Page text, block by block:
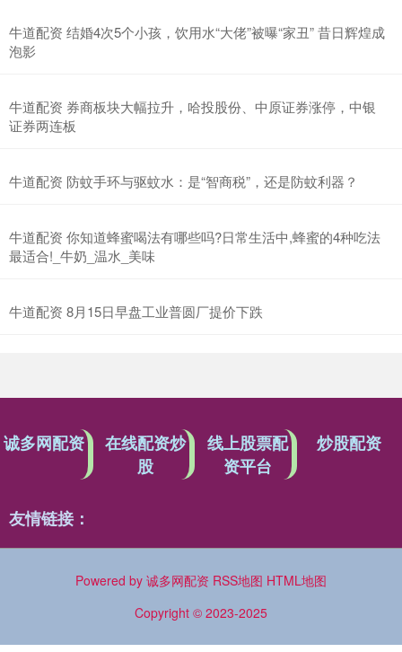
牛道配资 结婚4次5个小孩，饮用水“大佬”被曝“家丑” 昔日辉煌成
泡影
牛道配资 券商板块大幅拉升，哈投股份、中原证券涨停，中银
证券两连板
牛道配资 防蚊手环与驱蚊水：是“智商税”，还是防蚊利器？
牛道配资 你知道蜂蜜喝法有哪些吗?日常生活中,蜂蜜的4种吃法
最适合!_牛奶_温水_美味
牛道配资 8月15日早盘工业普圆厂提价下跌
诚多网配资
在线配资炒
股
线上股票配
资平台
炒股配资
友情链接：
Powered by 诚多网配资 RSS地图 HTML地图
Copyright © 2023-2025